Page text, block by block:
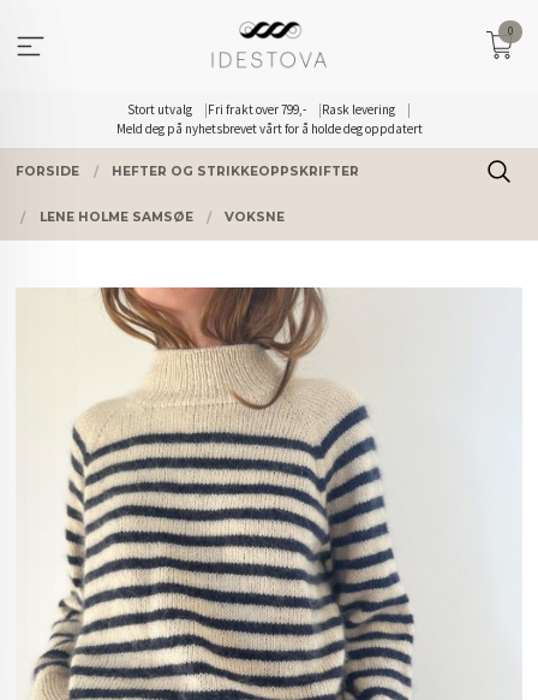
innholdet
Stort utvalg Fri frakt over 799,-
Rask levering
Meld deg på nyhetsbrevet vårt for å holde deg oppdatert
0
FORSIDE HEFTER OG STRIKKEOPPSKRIFTER
LENE HOLME SAMSØE VOKSNE